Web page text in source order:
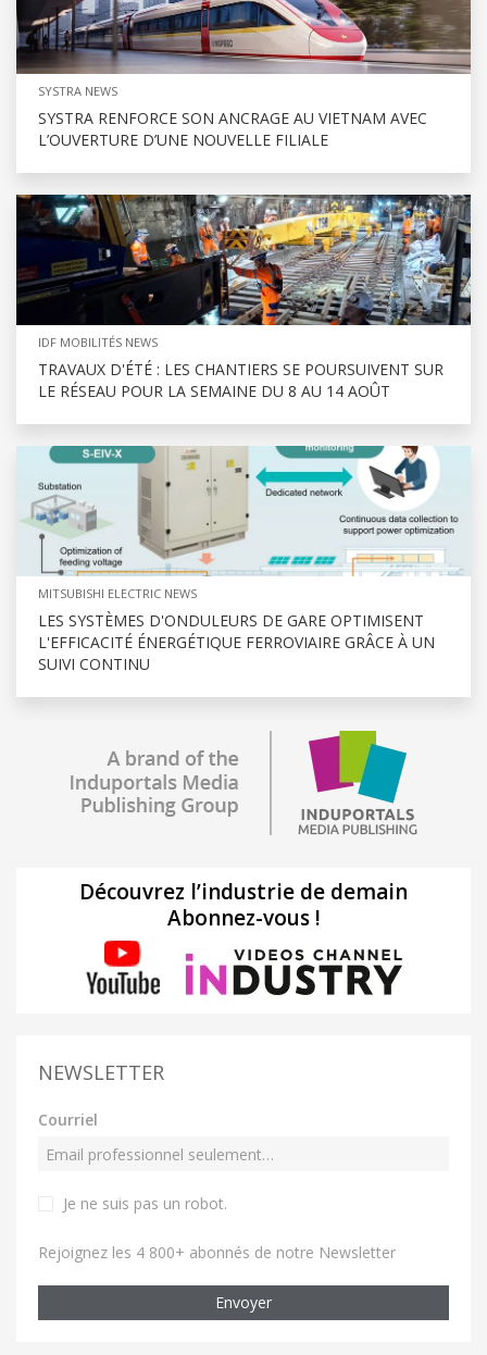
SYSTRA NEWS
SYSTRA RENFORCE SON ANCRAGE AU VIETNAM AVEC
L’OUVERTURE D’UNE NOUVELLE FILIALE
IDF MOBILITÉS NEWS
TRAVAUX D'ÉTÉ : LES CHANTIERS SE POURSUIVENT SUR
LE RÉSEAU POUR LA SEMAINE DU 8 AU 14 AOÛT
MITSUBISHI ELECTRIC NEWS
LES SYSTÈMES D'ONDULEURS DE GARE OPTIMISENT
L'EFFICACITÉ ÉNERGÉTIQUE FERROVIAIRE GRÂCE À UN
SUIVI CONTINU
Découvrez l’industrie de demain
Abonnez-vous !
NEWSLETTER
Courriel
Je ne suis pas un robot.
Rejoignez les 4 800+ abonnés de notre Newsletter
Envoyer